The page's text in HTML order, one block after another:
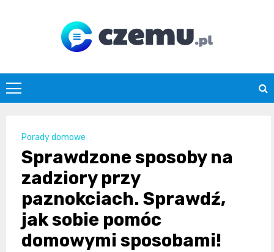
czemu.pl
Porady domowe
Sprawdzone sposoby na
zadziory przy
paznokciach. Sprawdź,
jak sobie pomóc
domowymi sposobami!